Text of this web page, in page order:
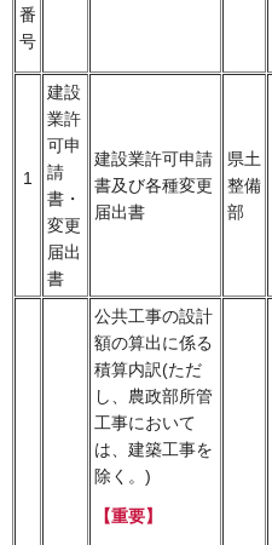
番
号
1
建設
業許
可申
請
書・
変更
届出
書
建設業許可申請
書及び各種変更
届出書
県土
整備
部
公共工事の設計
額の算出に係る
積算内訳(ただ
し、農政部所管
工事において
は、建築工事を
除く。)
【重要】